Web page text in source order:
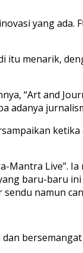
yang ada.
itu menarik,
“Art and
adanya
ketika
Mantra Live”. Ia
baru-baru
namun